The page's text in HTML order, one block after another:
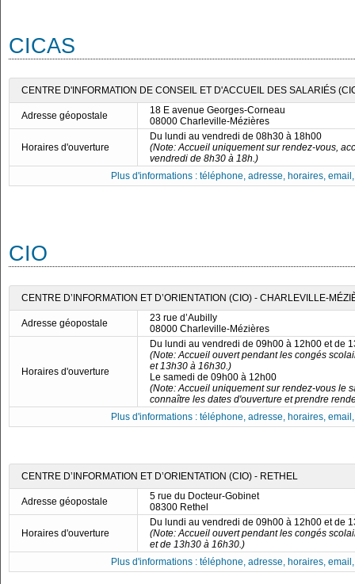
CICAS
CENTRE D'INFORMATION DE CONSEIL ET D'ACCUEIL DES SALARIÉS
Adresse géopostale
18 E avenue Georges-Corneau
08000 Charleville-Mézières
Horaires d'ouverture
Du lundi au vendredi de 08h30 à 18h00
(Note: Accueil uniquement sur rendez-vous,
vendredi de 8h30 à 18h.)
Plus d'informations : téléphone, adresse, horaires,
CIO
CENTRE D’INFORMATION ET D’ORIENTATION (CIO) - CHARLEVILLE-
Adresse géopostale
23 rue d’Aubilly
08000 Charleville-Mézières
Horaires d'ouverture
Du lundi au vendredi de 09h00 à 12h00 et de
(Note: Accueil ouvert pendant les congés
et 13h30 à 16h30.)
Le samedi de 09h00 à 12h00
(Note: Accueil uniquement sur rendez-vous le
connaître les dates d'ouverture et prendre
Plus d'informations : téléphone, adresse, horaires,
CENTRE D’INFORMATION ET D’ORIENTATION (CIO) - RETHEL
Adresse géopostale
5 rue du Docteur-Gobinet
08300 Rethel
Horaires d'ouverture
Du lundi au vendredi de 09h00 à 12h00 et de
(Note: Accueil ouvert pendant les congés
et de 13h30 à 16h30.)
Plus d'informations : téléphone, adresse, horaires,